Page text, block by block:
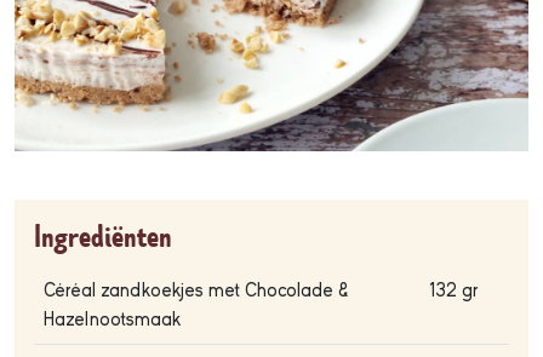
Ingrediënten
Céréal zandkoekjes met Chocolade &
Hazelnootsmaak
132 gr